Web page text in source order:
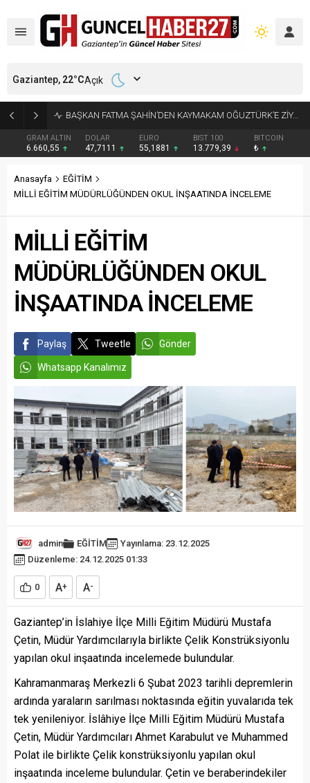
KÜÇÜK AK BALIKÇILLAR AĞAÇLARI BEYAZA BÜRÜDÜ
GRAM ALTIN
6.660,55
DOLAR
47,7111
EURO
55,1881
BIST 100
13.779,39
BITCOIN
₺
Gaziantep, 22°CAçık
Anasayfa
EĞİTİM
MİLLİ EĞİTİM MÜDÜRLÜĞÜNDEN OKUL İNŞAATINDA İNCELEME
MİLLİ EĞİTİM
MÜDÜRLÜĞÜNDEN OKUL
İNŞAATINDA İNCELEME
Paylaş Tweetle Gönder
Whatsapp Kanalımız
admin EĞİTİM
Yayınlama: 23.12.2025
Düzenleme: 24.12.2025 01:33
0 A+ A-
Gaziantep’in İslahiye İlçe Milli Eğitim Müdürü Mustafa
Çetin, Müdür Yardımcılarıyla birlikte Çelik Konstrüksiyonlu
yapılan okul inşaatında incelemede bulundular.
Kahramanmaraş Merkezli 6 Şubat 2023 tarihli depremlerin
ardında yaraların sarılması noktasında eğitin yuvalarıda tek
tek yenileniyor. İslâhiye İlçe Milli Eğitim Müdürü Mustafa
Çetin, Müdür Yardımcıları Ahmet Karabulut ve Muhammed
Polat ile birlikte Çelik konstrüksiyonlu yapılan okul
inşaatında inceleme bulundular. Çetin ve beraberindekiler